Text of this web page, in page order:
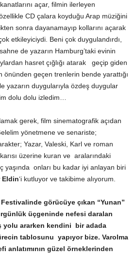
açar, filmin ilerleyen
CD çalara koyduğu Arap müziğini
sonra dayanamayıp kollarını açarak
etkileyiciydi. Beni çok duygulandırdı,
de yazarın Hamburg’taki evinin
hasret çığlığı atarak geçip giden
önünden geçen trenlerin bende yarattığı
yazarın duygularıyla özdeş duygular
dolu dolu izledim…
gerek, film sinematografik açıdan
yönetmene ve senariste;
Yazar, Valeski, Karl ve roman
üzerine kuran ve aralarındaki
yaşında onları bu kadar iyi anlayan biri
Eldin‘i kutluyor ve takibime alıyorum.
görücüye çıkan “Yunan”
üçgeninde nefesi daralan
yolu ararken kendini bir adada
tablosunu yapıyor bize. Varolma
anlatımının güzel örneklerinden